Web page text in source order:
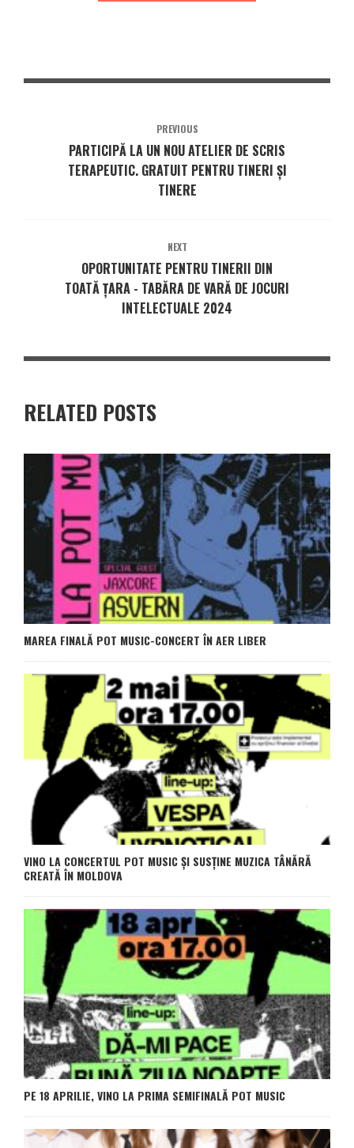
PREVIOUS
PARTICIPĂ LA UN NOU ATELIER DE SCRIS
TERAPEUTIC. GRATUIT PENTRU TINERI ȘI
TINERE
NEXT
OPORTUNITATE PENTRU TINERII DIN
TOATĂ ȚARA - TABĂRA DE VARĂ DE JOCURI
INTELECTUALE 2024
RELATED POSTS
MAREA FINALĂ POT MUSIC-CONCERT ÎN AER LIBER
VINO LA CONCERTUL POT MUSIC ȘI SUSȚINE MUZICA TÂNĂRĂ
CREATĂ ÎN MOLDOVA
PE 18 APRILIE, VINO LA PRIMA SEMIFINALĂ POT MUSIC